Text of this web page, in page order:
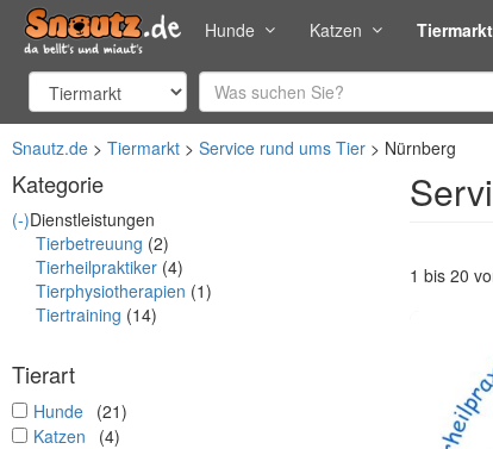
Hunde Katzen Tiermarkt
Snautz.de Tiermarkt Service rund ums Tier Nürnberg
Kategorie
(-)Dienstleistungen
Tierbetreuung (2)
Tierheilpraktiker (4)
Tierphysiotherapien (1)
Tiertraining (14)
Tierart
undefined
Hunde (21)
undefined
Katzen (4)
1 bis 20